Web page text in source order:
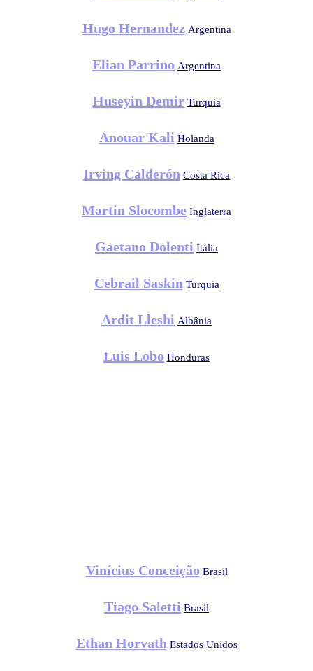
Hugo Hernandez Argentina
Elian Parrino Argentina
Huseyin Demir Turquia
Anouar Kali Holanda
Irving Calderón Costa Rica
Martin Slocombe Inglaterra
Gaetano Dolenti Itália
Cebrail Saskin Turquia
Ardit Lleshi Albânia
Luis Lobo Honduras
Vinícius Conceição Brasil
Tiago Saletti Brasil
Ethan Horvath Estados Unidos